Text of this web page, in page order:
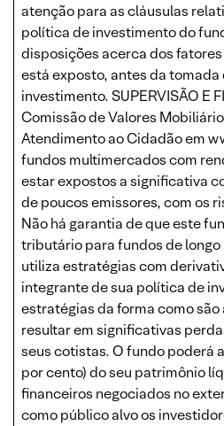
atenção para as cláusulas
política de investimento do
disposições acerca dos
está exposto, antes da
investimento. SUPERVISÃO E
Comissão de Valores
Atendimento ao Cidadão em
fundos multimercados com
estar expostos a significativa
de poucos emissores, com os
Não há garantia de que este
tributário para fundos de
utiliza estratégias com
integrante de sua política de
estratégias da forma como
resultar em significativas
seus cotistas. O fundo poderá
por cento) do seu patrimônio
financeiros negociados no
como público alvo os